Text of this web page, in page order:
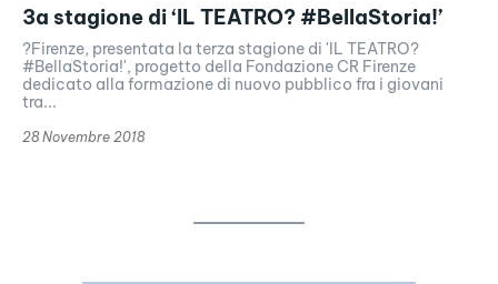
3a stagione di ‘IL TEATRO? #BellaStoria!’
?Firenze, presentata la terza stagione di 'IL TEATRO?
#BellaStoria!', progetto della Fondazione CR Firenze
dedicato alla formazione di nuovo pubblico fra i giovani
tra...
28 Novembre 2018